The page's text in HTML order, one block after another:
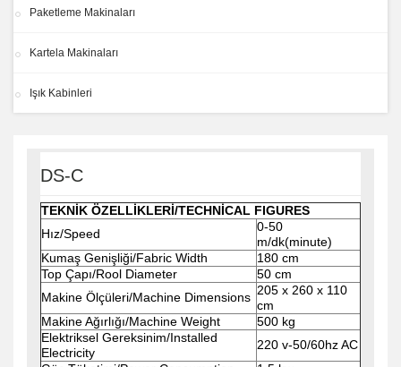
Paketleme Makinaları
Kartela Makinaları
Işık Kabinleri
DS-C
TEKNİK ÖZELLİKLERİ/TECHNİCAL FIGURES
Hız/Speed
0-50
m/dk(minute)
Kumaş Genişliği/Fabric Width
180 cm
Top Çapı/Rool Diameter
50 cm
Makine Ölçüleri/Machine Dimensions 205 x 260 x 110
cm
Makine Ağırlığı/Machine Weight
500 kg
Elektriksel Gereksinim/Installed
Electricity
220 v-50/60hz AC